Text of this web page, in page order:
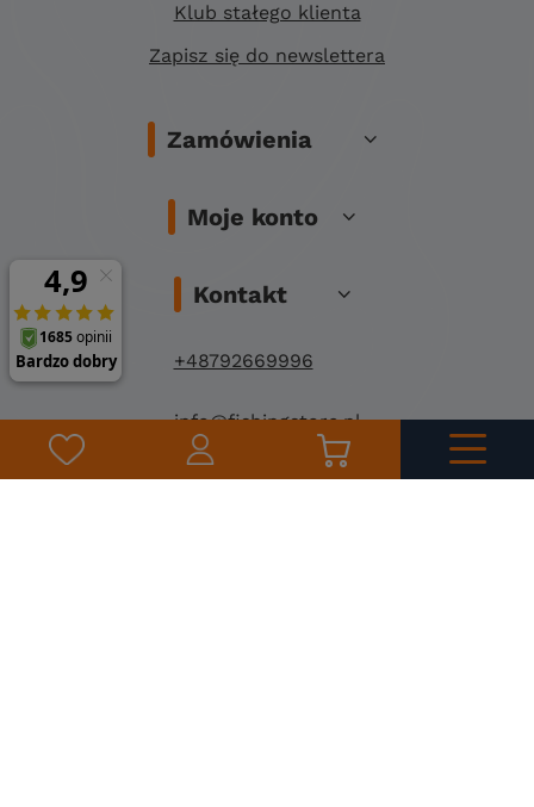
Klub stałego klienta
Zapisz się do newslettera
Zamówienia
Moje konto
Kontakt
+48792669996
info@fishingstore.pl
FishingStore.pl